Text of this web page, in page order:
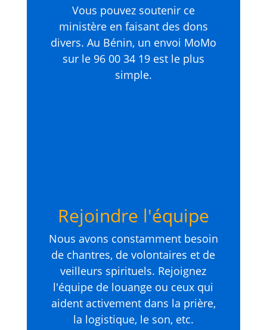
Vous pouvez soutenir ce
ministère en faisant des dons
divers. Au Bénin, un envoi MoMo
sur le 96 00 34 19 est le plus
simple.
Rejoindre l'équipe
Nous avons constamment besoin
de chantres, de volontaires et de
veilleurs spirituels. Rejoignez
l'équipe de louange ou ceux qui
aident activement dans la prière,
la logistique, le son, etc.